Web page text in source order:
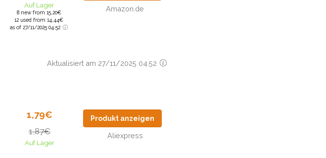
Auf Lager
8 new from 15,20€
12 used from 14,44€
as of 27/11/2025 04:52
Amazon.de
Aktualisiert am 27/11/2025 04:52
1,79€
1,87€
Auf Lager
Produkt anzeigen
Aliexpress